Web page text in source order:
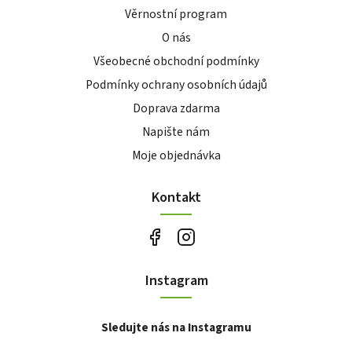
Věrnostní program
O nás
Všeobecné obchodní podmínky
Podmínky ochrany osobních údajů
Doprava zdarma
Napište nám
Moje objednávka
Kontakt
Instagram
Sledujte nás na Instagramu